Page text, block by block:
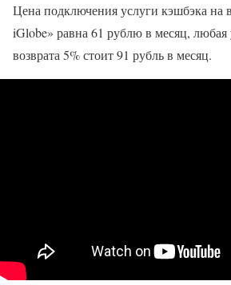
Цена подключения услуги кэшбэка на
iGlobe» равна 61 рублю в месяц, любая
возврата 5% стоит 91 рубль в месяц.